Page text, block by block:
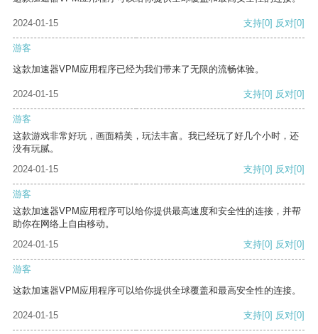
2024-01-15 支持[0] 反对[0]
游客
这款加速器VPM应用程序已经为我们带来了无限的流畅体验。
2024-01-15 支持[0] 反对[0]
游客
这款游戏非常好玩，画面精美，玩法丰富。我已经玩了好几个小时，还
没有玩腻。
2024-01-15
支持[0] 反对[0]
游客
这款加速器VPM应用程序可以给你提供最高速度和安全性的连接，并帮
助你在网络上自由移动。
2024-01-15
支持[0] 反对[0]
游客
这款加速器VPM应用程序可以给你提供全球覆盖和最高安全性的连接。
2024-01-15 支持[0] 反对[0]